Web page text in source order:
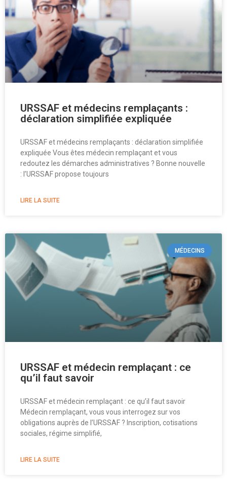
URSSAF et médecins remplaçants :
déclaration simplifiée expliquée
URSSAF et médecins remplaçants : déclaration simplifiée
expliquée Vous êtes médecin remplaçant et vous
redoutez les démarches administratives ? Bonne nouvelle
: l’URSSAF propose toujours
LIRE LA SUITE
MÉDECINS
URSSAF et médecin remplaçant : ce
qu’il faut savoir
URSSAF et médecin remplaçant : ce qu’il faut savoir
Médecin remplaçant, vous vous interrogez sur vos
obligations auprès de l’URSSAF ? Inscription, cotisations
sociales, régime simplifié,
LIRE LA SUITE